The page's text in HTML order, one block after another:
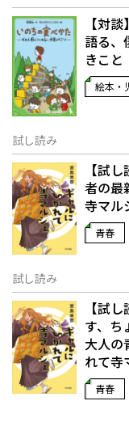
【対
語る、
きこと
絵本・
試し読み
【試
者の最
寺マル
青春
試し読み
【試
す、ち
大人
れて寺
青春